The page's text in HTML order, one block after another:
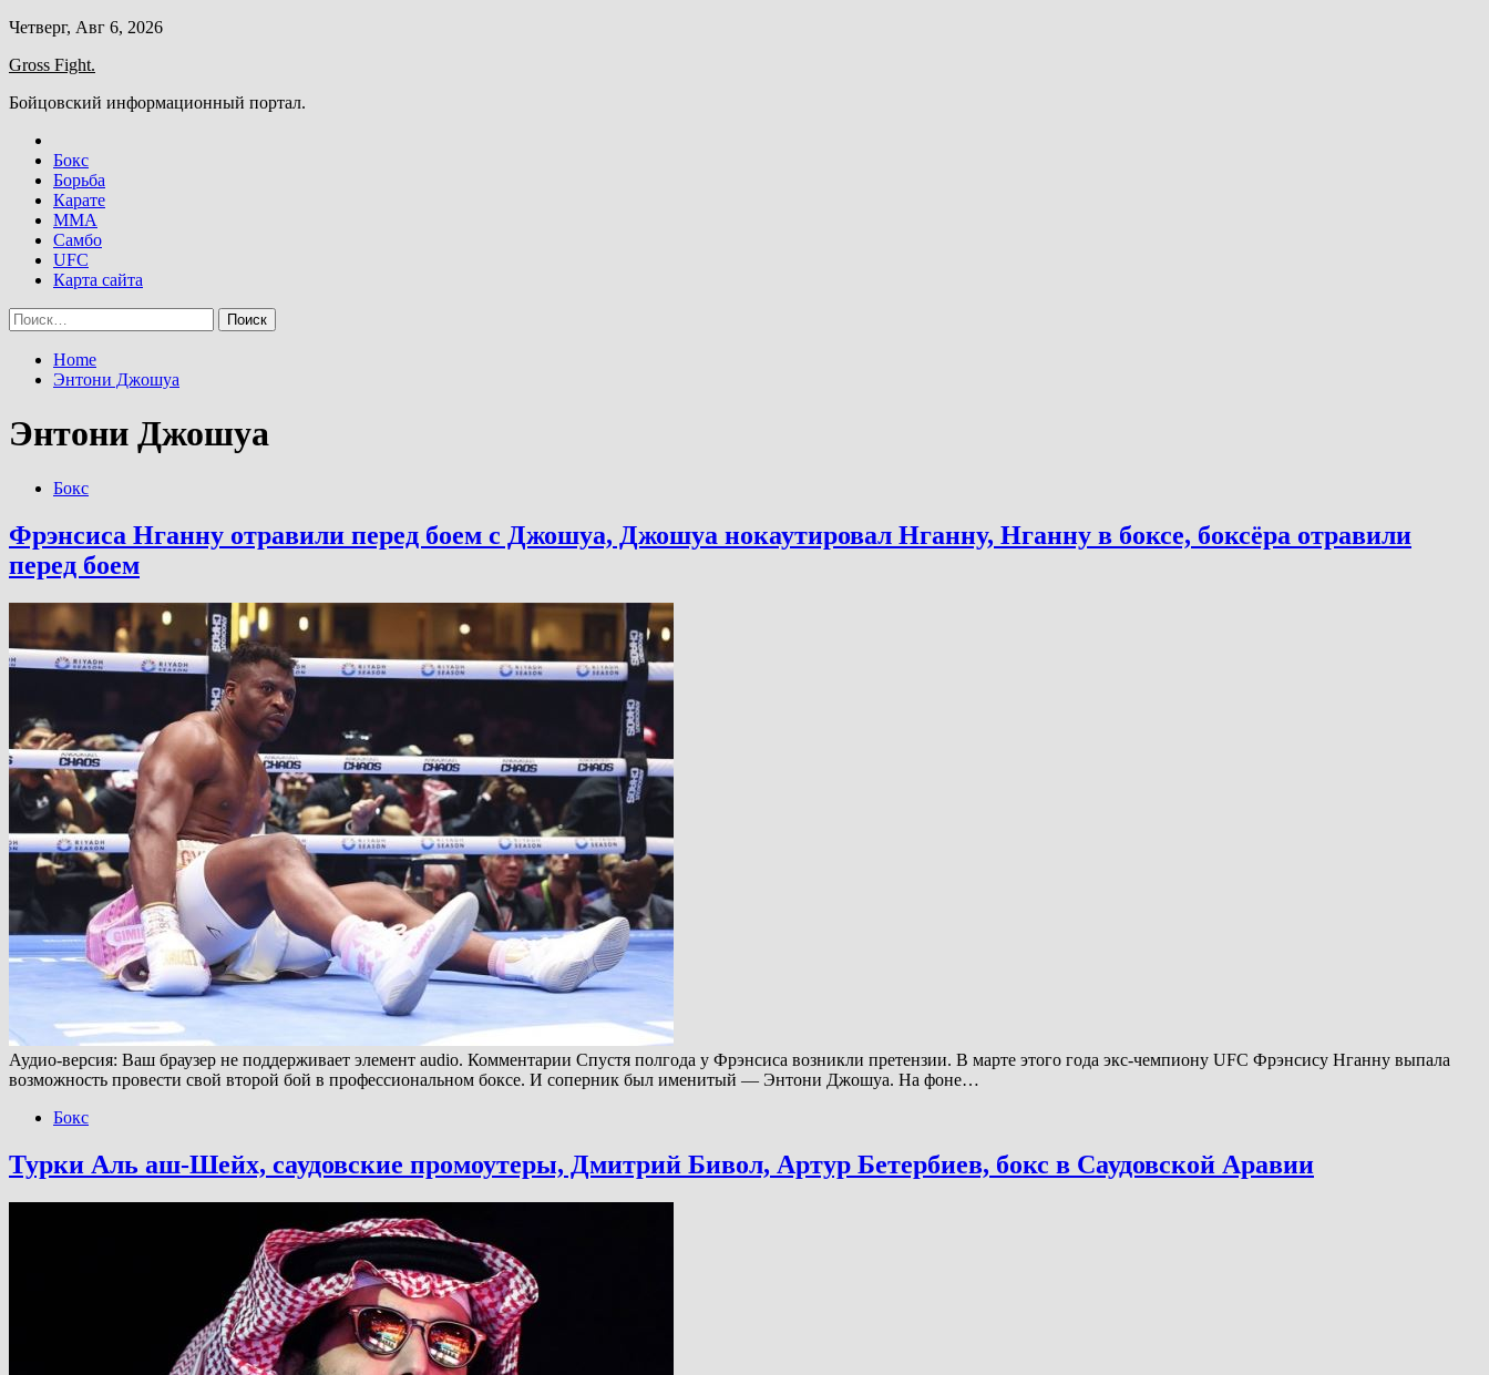
Skip
content
Четверг, Авг 6, 2026
Gross Fight.
Бойцовский информационный портал.
Бокс
Борьба
Карате
ММА
Самбо
UFC
Карта сайта
Найти:
Home
Энтони Джошуа
Энтони Джошуа
Бокс
Фрэнсиса Нганну отравили перед боем с Джошуа, Джошуа нокаутировал Нганну, Нганну в боксе, боксёра отравили
перед боем
Аудио-версия: Ваш браузер не поддерживает элемент audio. Комментарии Спустя полгода у Фрэнсиса возникли претензии. В марте этого года экс-чемпиону UFC Фрэнсису Нганну выпала
возможность провести свой второй бой в профессиональном боксе. И соперник был именитый — Энтони Джошуа. На фоне…
Бокс
Турки Аль аш-Шейх, саудовские промоутеры, Дмитрий Бивол, Артур Бетербиев, бокс в Саудовской Аравии